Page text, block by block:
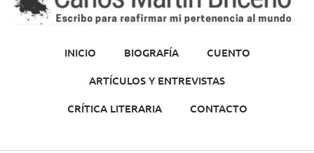
INICIO BIOGRAFÍA
CUENTO
ARTÍCULOS Y ENTREVISTAS
CRÍTICA LITERARIA
CONTACTO